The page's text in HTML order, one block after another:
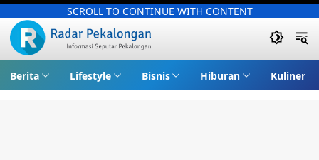
SCROLL TO CONTINUE WITH CONTENT
Berita Lifestyle Bisnis Hiburan Kuliner